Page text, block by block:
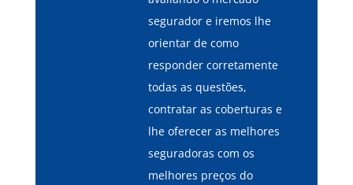
segurador e iremos lhe
orientar de como
responder corretamente
todas as questões,
contratar as coberturas e
lhe oferecer as melhores
seguradoras com os
melhores preços do